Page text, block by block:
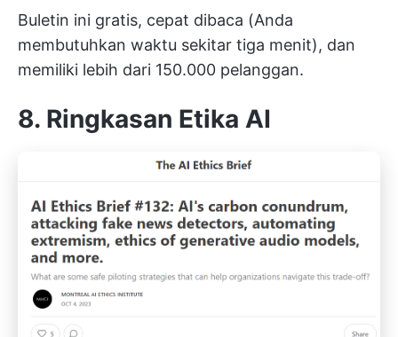
Buletin ini gratis, cepat dibaca (Anda
membutuhkan waktu sekitar tiga menit), dan
memiliki lebih dari 150.000 pelanggan.
8. Ringkasan Etika AI